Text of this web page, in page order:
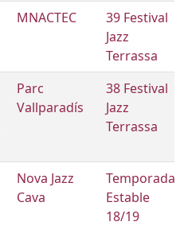
MNACTEC
39 Festival
Jazz
Terrassa
Parc
Vallparadís
38 Festival
Jazz
Terrassa
Nova Jazz
Cava
Temporada
Estable
18/19